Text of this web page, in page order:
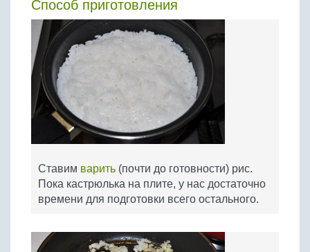
Способ приготовления
Ставим варить (почти до готовности) рис.
Пока кастрюлька на плите, у нас достаточно
времени для подготовки всего остального.